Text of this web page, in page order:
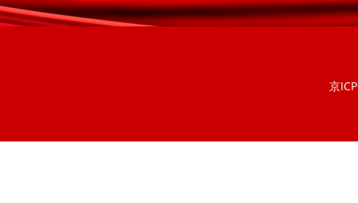
京